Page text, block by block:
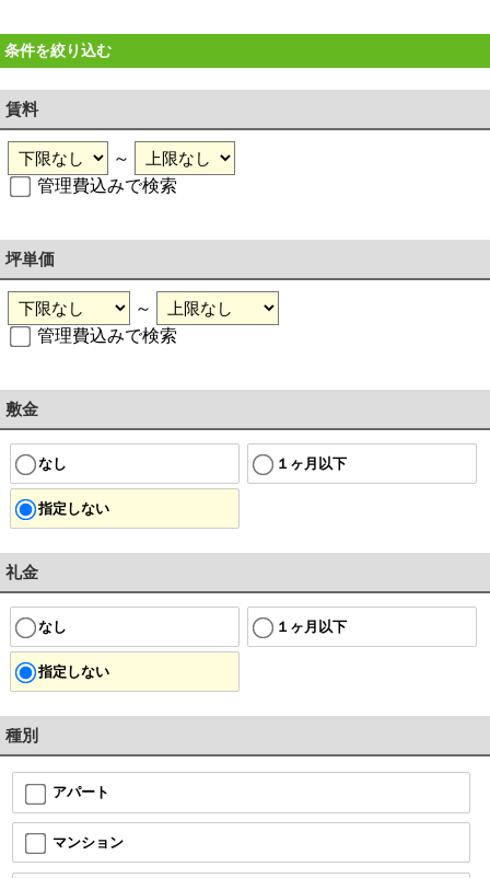
条件を絞り込む
賃料
～
管理費込みで検索
坪単価
～
管理費込みで検索
敷金
なし １ヶ月以下
指定しない
礼金
なし １ヶ月以下
指定しない
種別
アパート
マンション